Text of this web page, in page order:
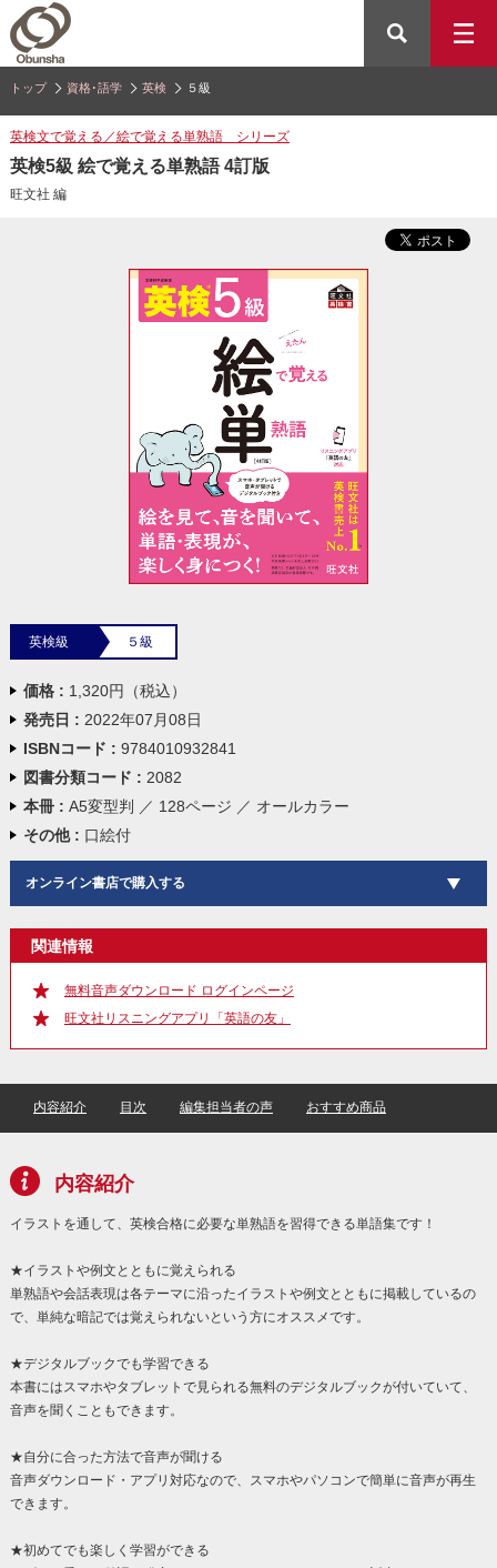
トップ 資格･語学 英検 ５級
英検文で覚える／絵で覚える単熟語 シリーズ
英検5級 絵で覚える単熟語 4訂版
旺文社 編
英検級 ５級
価格 : 1,320円（税込）
発売日 : 2022年07月08日
ISBNコード : 9784010932841
図書分類コード : 2082
本冊 : A5変型判 ／ 128ページ ／ オールカラー
その他 : 口絵付
オンライン書店で購入する
関連情報
無料音声ダウンロード ログインページ
旺文社リスニングアプリ「英語の友」
内容紹介 目次 編集担当者の声 おすすめ商品
内容紹介
イラストを通して、英検合格に必要な単熟語を習得できる単語集です！
★イラストや例文とともに覚えられる
単熟語や会話表現は各テーマに沿ったイラストや例文とともに掲載しているの
で、単純な暗記では覚えられないという方にオススメです。
★デジタルブックでも学習できる
本書にはスマホやタブレットで見られる無料のデジタルブックが付いていて、
音声を聞くこともできます。
★自分に合った方法で音声が聞ける
音声ダウンロード・アプリ対応なので、スマホやパソコンで簡単に音声が再生
できます。
★初めてでも楽しく学習ができる